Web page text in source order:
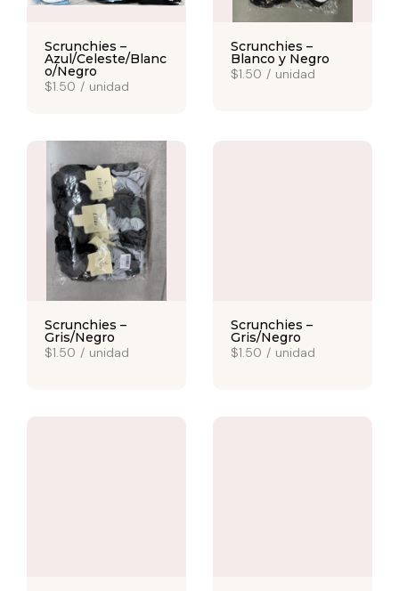
Scrunchies –
Azul/Celeste/Blanc
o/Negro
$1.50 / unidad
Scrunchies –
Blanco y Negro
$1.50 / unidad
Scrunchies –
Gris/Negro
$1.50 / unidad
Scrunchies –
Gris/Negro
$1.50 / unidad